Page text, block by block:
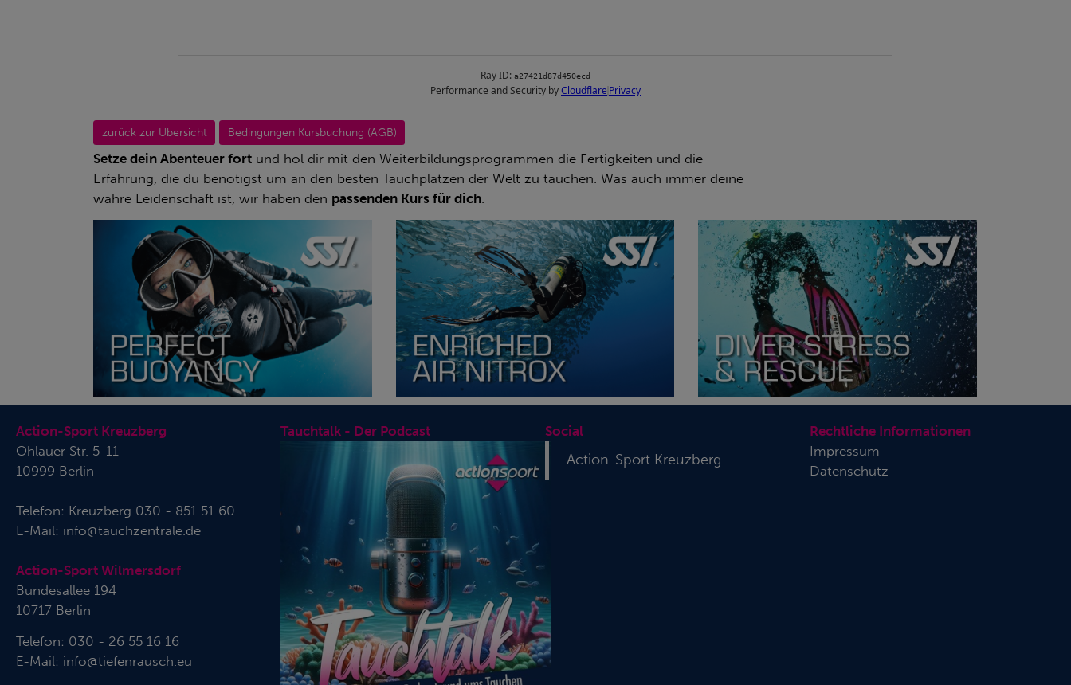
zurück zur Übersicht Bedingungen Kursbuchung (AGB)
Setze dein Abenteuer fort und hol dir mit den Weiterbildungsprogrammen die Fertigkeiten und die
Erfahrung, die du benötigst um an den besten Tauchplätzen der Welt zu tauchen. Was auch immer deine
wahre Leidenschaft ist, wir haben den passenden Kurs für dich.
ERFAHRE MEHR ÜBER
DIESEN KURS
DIESEN KURS
Action-Sport Kreuzberg
Ohlauer Str. 5-11
10999 Berlin
Telefon: Kreuzberg 030 - 851 51 60
E-Mail: info@tauchzentrale.de
Action-Sport Wilmersdorf
Bundesallee 194
10717 Berlin
Telefon: 030 - 26 55 16 16
E-Mail: info@tiefenrausch.eu
Tauchtalk - Der Podcast Social
Action-Sport Kreuzberg
Rechtliche Informationen
Impressum
Datenschutz